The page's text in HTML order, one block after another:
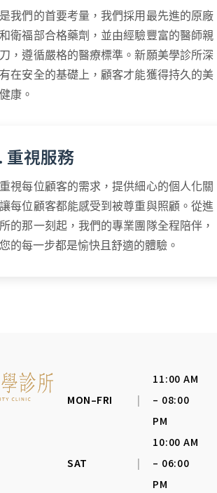
我們的首要考量，我們採用最先進的原廠
衛福部合格藥劑，並由經驗豐富的醫師親
，遵循嚴格的醫療標準。新願美學診所深
在安全的基礎上，顧客才能獲得持久的美
康。
重視服務
視每位顧客的需求，提供細心的個人化關
每位顧客都能感受到被尊重與照顧。從進
的那一刻起，我們的專業團隊全程陪伴，
的每一步都是愉快且舒適的體驗。
MON–FRI |
11:00 AM
– 08:00
PM
SAT |
10:00 AM
– 06:00
PM